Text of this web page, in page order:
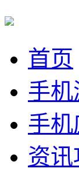
首页
手
手机
资